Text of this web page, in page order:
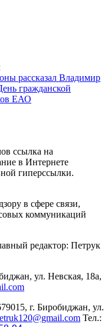
рассказал Владимир
гражданской
ЕАО
ссылка на
в Интернете
гиперссылки.
в сфере связи,
коммуникаций
редактор: Петрук
ул. Невская, 18а,
г. Биробиджан, ул.
Тел.: